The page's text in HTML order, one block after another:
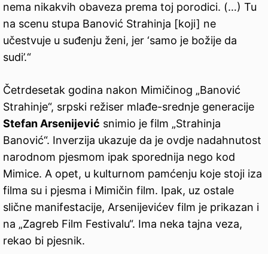
nema nikakvih obaveza prema toj porodici. (…) Tu
na scenu stupa Banović Strahinja [koji] ne
učestvuje u suđenju ženi, jer ‘samo je božije da
sudi’.“
Četrdesetak godina nakon Mimičinog „Banović
Strahinje“, srpski režiser mlađe-srednje generacije
Stefan Arsenijević snimio je film „Strahinja
Banović“. Inverzija ukazuje da je ovdje nadahnutost
narodnom pjesmom ipak sporednija nego kod
Mimice. A opet, u kulturnom pamćenju koje stoji iza
filma su i pjesma i Mimičin film. Ipak, uz ostale
slične manifestacije, Arsenijevićev film je prikazan i
na „Zagreb Film Festivalu“. Ima neka tajna veza,
rekao bi pjesnik.